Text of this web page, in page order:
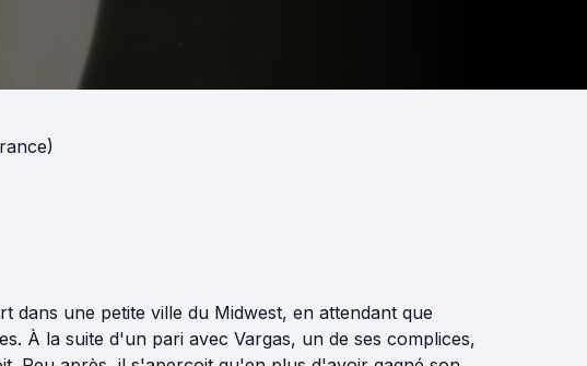
une petite ville du Midwest, en attendant que
À la suite d'un pari avec Vargas, un de ses complices,